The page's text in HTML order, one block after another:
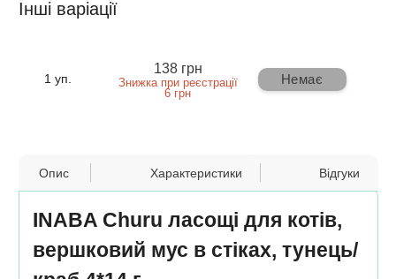
Інші варіації
1 уп.
138 грн
Знижка при реєстрації
6 грн
Немає
Опис Характеристики Відгуки
INABA Churu ласощі для котів,
вершковий мус в стіках, тунець/